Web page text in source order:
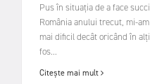
Pus în situația de a face
România anului trecut, mi-
mai dificil decât oricând în
fos...
Citește mai mult